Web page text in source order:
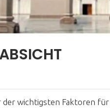
der wichtigsten Faktoren